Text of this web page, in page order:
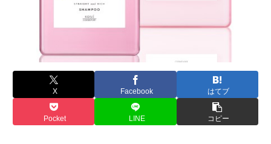
X Facebook はてブ
Pocket LINE コピー